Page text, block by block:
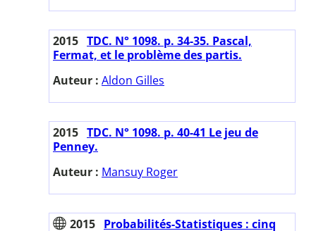
2015 TDC. N° 1098. p. 34-35. Pascal,
Fermat, et le problème des partis.
Auteur : Aldon Gilles
2015 TDC. N° 1098. p. 40-41 Le jeu de
Penney.
Auteur : Mansuy Roger
2015 Probabilités-Statistiques : cinq